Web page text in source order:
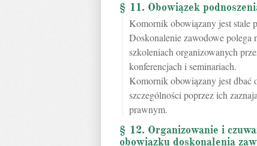
§ 11. Obowiązek
Komornik obowiązany jest stale
Doskonalenie zawodowe polega
szkoleniach organizowanych
konferencjach i seminariach.
Komornik obowiązany jest dbać
szczególności poprzez ich
prawnym.
§ 12. Organizowanie i
obowiązku doskonalenia